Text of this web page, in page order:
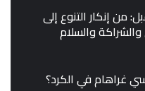
من إنكار التنوع إلى
والسلام
غراهام في الكرد؟